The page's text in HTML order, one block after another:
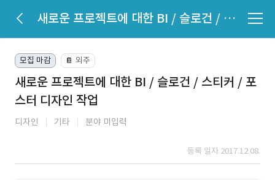
새로운 프로젝트에 대한 BI / 슬로건 / 스티커 / 포스터 디자인 작업
모집 마감 📔 외주
새로운 프로젝트에 대한 BI / 슬로건 / 스티커 / 포
스터 디자인 작업
디자인 기타 분야 미입력
등록 일자 2017.12.08.